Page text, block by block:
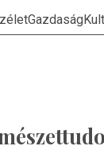
Gazdaság